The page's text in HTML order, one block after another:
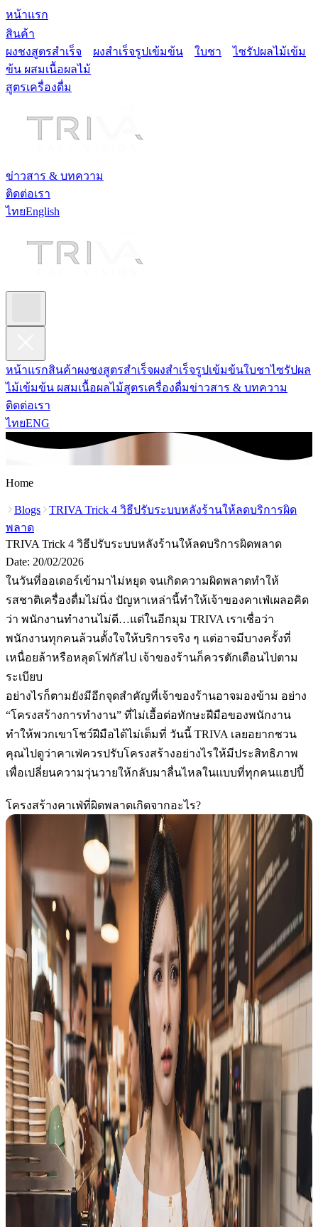
หน้าแรก
สินค้า
ผงชงสูตรสำเร็จ
ผงสำเร็จรูปเข้มข้น ใบชา
ไซรัปผลไม้เข้ม
ข้น ผสมเนื้อผลไม้
สูตรเครื่องดื่ม
ข่าวสาร & บทความ
ติดต่อเรา
ไทยEnglish
หน้าแรกสินค้าผงชงสูตรสำเร็จผงสำเร็จรูปเข้มข้นใบชาไซรัปผล
ไม้เข้มข้น ผสมเนื้อผลไม้สูตรเครื่องดื่มข่าวสาร & บทความ
ติดต่อเรา
ไทยENG
Home
Blogs
TRIVA Trick 4 วิธีปรับระบบหลังร้านให้ลดบริการผิด
พลาด
TRIVA Trick 4 วิธีปรับระบบหลังร้านให้ลดบริการผิดพลาด
Date: 20/02/2026
ในวันที่ออเดอร์เข้ามาไม่หยุด จนเกิดความผิดพลาดทำให้
รสชาติเครื่องดื่มไม่นิ่ง ปัญหาเหล่านี้ทำให้เจ้าของคาเฟ่เผลอคิด
ว่า พนักงานทำงานไม่ดี…แต่ในอีกมุม TRIVA เราเชื่อว่า
พนักงานทุกคนล้วนตั้งใจให้บริการจริง ๆ แต่อาจมีบางครั้งที่
เหนื่อยล้าหรือหลุดโฟกัสไป เจ้าของร้านก็ควรตักเตือนไปตาม
ระเบียบ
อย่างไรก็ตามยังมีอีกจุดสำคัญที่เจ้าของร้านอาจมองข้าม อย่าง
“โครงสร้างการทำงาน” ที่ไม่เอื้อต่อทักษะฝีมือของพนักงาน
ทำให้พวกเขาโชว์ฝีมือได้ไม่เต็มที่ วันนี้ TRIVA เลยอยากชวน
คุณไปดูว่าคาเฟ่ควรปรับโครงสร้างอย่างไรให้มีประสิทธิภาพ
เพื่อเปลี่ยนความวุ่นวายให้กลับมาลื่นไหลในแบบที่ทุกคนแฮปปี้
โครงสร้างคาเฟ่ที่ผิดพลาดเกิดจากอะไร?